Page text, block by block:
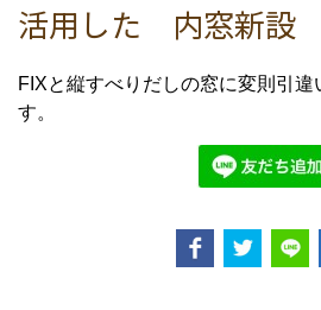
活用した 内窓新設
FIXと縦すべりだしの窓に変則引
す。